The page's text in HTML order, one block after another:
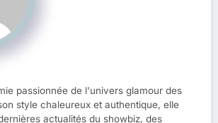
passionnée de l'univers glamour des
style chaleureux et authentique, elle
actualités du showbiz, des